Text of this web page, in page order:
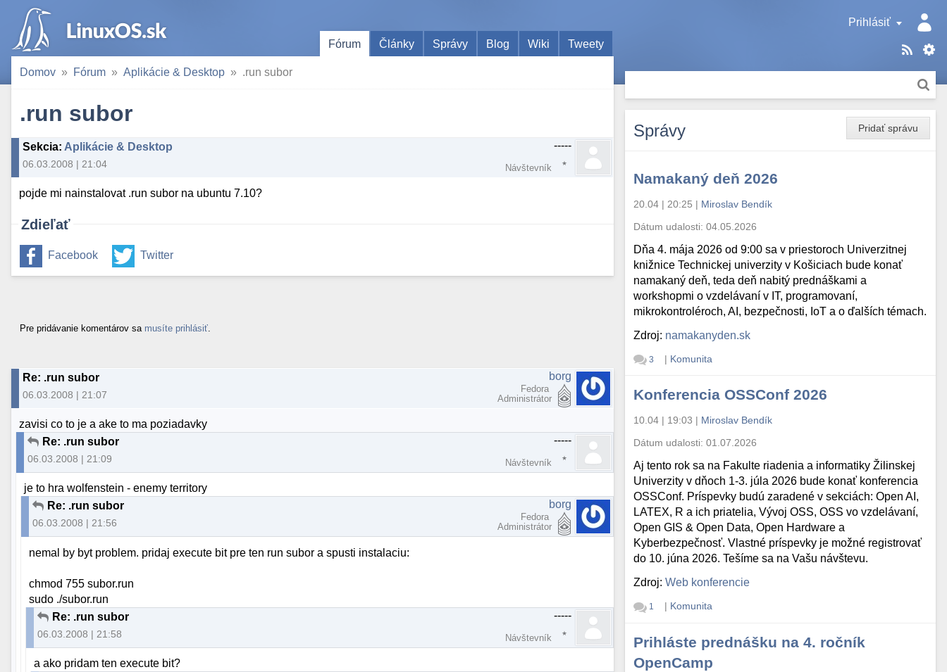
Prihlásiť
Fórum
Články Správy Blog Wiki Tweety
Domov Fórum Aplikácie & Desktop .run subor
.run subor
Sekcia: Aplikácie & Desktop
06.03.2008 | 21:04
-----
Návštevník
pojde mi nainstalovat .run subor na ubuntu 7.10?
Zdieľať
Facebook Twitter
Pre pridávanie komentárov sa musíte prihlásiť
Re: .run subor
06.03.2008 | 21:07
borg
Fedora
Administrátor
zavisi co to je a ake to ma poziadavky
Re: .run subor
06.03.2008 | 21:09
-----
Návštevník
je to hra wolfenstein - enemy territory
Re: .run subor
06.03.2008 | 21:56
borg
Fedora
Administrátor
nemal by byt problem. pridaj execute bit pre ten run subor a spusti instalaciu:
chmod 755 subor.run
sudo ./subor.run
Re: .run subor
06.03.2008 | 21:58
-----
Návštevník
a ako pridam ten execute bit?
Pridať správu
Správy
Namakaný deň 2026
20.04 | 20:25 | Miroslav Bendík
Dátum udalosti:04.05.2026
Dňa 4. mája 2026 od 9:00 sa v priestoroch Univerzitnej
knižnice Technickej univerzity v Košiciach bude konať
namakaný deň, teda deň nabitý prednáškami a
workshopmi o vzdelávaní v IT, programovaní,
mikrokontroléroch, AI, bezpečnosti, IoT a o ďalších témach.
Zdroj: namakanyden.sk
3 | Komunita
Konferencia OSSConf 2026
10.04 | 19:03 | Miroslav Bendík
Dátum udalosti:01.07.2026
Aj tento rok sa na Fakulte riadenia a informatiky Žilinskej
Univerzity v dňoch 1-3. júla 2026 bude konať konferencia
OSSConf. Príspevky budú zaradené v sekciách: Open AI,
LATEX, R a ich priatelia, Vývoj OSS, OSS vo vzdelávaní,
Open GIS & Open Data, Open Hardware a
Kyberbezpečnosť. Vlastné príspevky je možné registrovať
do 10. júna 2026. Tešíme sa na Vašu návštevu.
Zdroj:Web konferencie
1 | Komunita
Prihláste prednášku na 4. ročník
OpenCamp